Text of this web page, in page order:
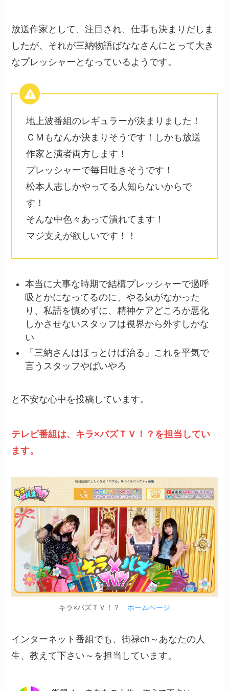
放送作家として、注目され、仕事も決まりだしま
したが、それが三納物語ばななさんにとって大き
なプレッシャーとなっているようです。
地上波番組のレギュラーが決まりました！
ＣＭもなんか決まりそうです！しかも放送
作家と演者両方します！
プレッシャーで毎日吐きそうです！
松本人志しかやってる人知らないからで
す！
そんな中色々あって潰れてます！
マジ支えが欲しいです！！
本当に大事な時期で結構プレッシャーで過呼
吸とかになってるのに、やる気がなかった
り、私語を慎めずに、精神ケアどころか悪化
しかさせないスタッフは視界から外すしかな
い
「三納さんはほっとけば治る」これを平気で
言うスタッフやばいやろ
と不安な心中を投稿しています。
テレビ番組は、キラ×バズＴＶ！？を担当してい
ます。
キラ×バズＴＶ！？ ホームページ
インターネット番組でも、街禄ch～あなたの人
生、教えて下さい～を担当しています。